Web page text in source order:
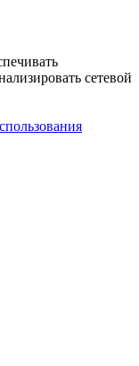
сетевой